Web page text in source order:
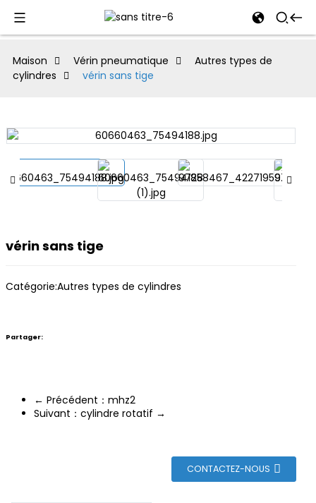
Maison Vérin pneumatique
Autres types de
cylindres
vérin sans tige
vérin sans tige
Catégorie:Autres types de cylindres
Partager:
← Précédent：mhz2
Suivant：cylindre rotatif →
CONTACTEZ-NOUS